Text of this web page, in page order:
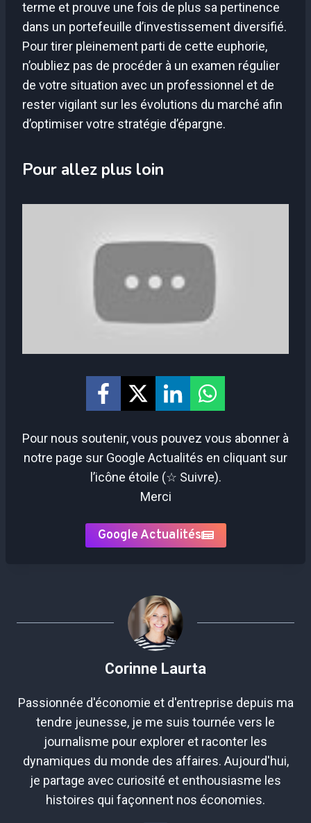
terme et prouve une fois de plus sa pertinence
dans un portefeuille d’investissement diversifié.
Pour tirer pleinement parti de cette euphorie,
n’oubliez pas de procéder à un examen régulier
de votre situation avec un professionnel et de
rester vigilant sur les évolutions du marché afin
d’optimiser votre stratégie d’épargne.
Pour allez plus loin
Pour nous soutenir, vous pouvez vous abonner à
notre page sur Google Actualités en cliquant sur
l’icône étoile (☆ Suivre).
Merci
Google Actualités
Corinne Laurta
Passionnée d'économie et d'entreprise depuis ma
tendre jeunesse, je me suis tournée vers le
journalisme pour explorer et raconter les
dynamiques du monde des affaires. Aujourd'hui,
je partage avec curiosité et enthousiasme les
histoires qui façonnent nos économies.